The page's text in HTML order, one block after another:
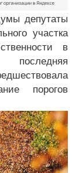
депутаты
участка
в
порогов